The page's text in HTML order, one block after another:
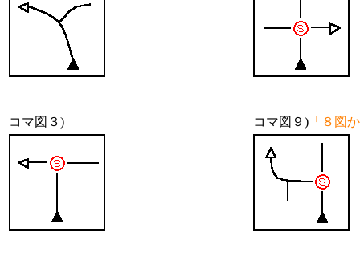
コマ図３) コマ図９) 「８図